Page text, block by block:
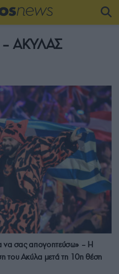
– ΑΚΥΛΑΣ
να σας απογοητεύσω» – Η
του Ακύλα μετά τη 10η θέση